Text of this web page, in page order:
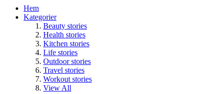
Hem
Kategorier
Beauty stories
Health stories
Kitchen stories
Life stories
Outdoor stories
Travel stories
Workout stories
View All